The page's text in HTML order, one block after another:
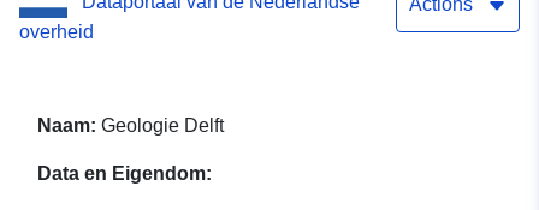
overheid
Actions
Naam: Geologie Delft
Data en Eigendom: